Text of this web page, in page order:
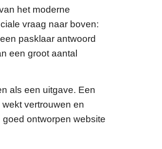
het moderne
vraag naar boven:
pasklaar antwoord
een groot aantal
als een uitgave. Een
vertrouwen en
ontworpen website